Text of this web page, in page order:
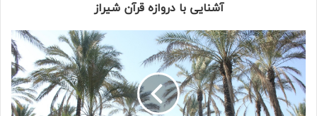
آشنایی با دروازه قرآن شیراز